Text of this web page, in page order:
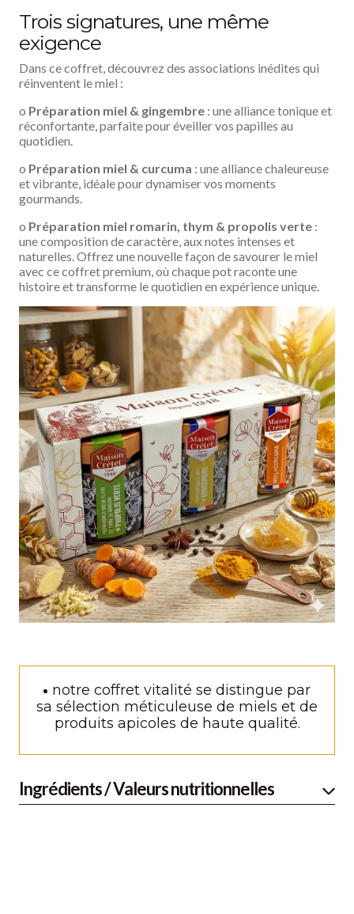
Trois signatures, une même
exigence
Dans ce coffret, découvrez des associations inédites qui
réinventent le miel :
o Préparation miel & gingembre : une alliance tonique et
réconfortante, parfaite pour éveiller vos papilles au
quotidien.
o Préparation miel & curcuma : une alliance chaleureuse
et vibrante, idéale pour dynamiser vos moments
gourmands.
o Préparation miel romarin, thym & propolis verte :
une composition de caractère, aux notes intenses et
naturelles. Offrez une nouvelle façon de savourer le miel
avec ce coffret premium, où chaque pot raconte une
histoire et transforme le quotidien en expérience unique.
notre coffret vitalité se distingue par
sa sélection méticuleuse de miels et de
produits apicoles de haute qualité.
Ingrédients / Valeurs nutritionnelles